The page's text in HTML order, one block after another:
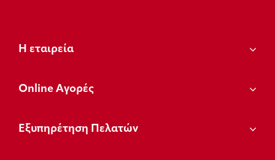
Η εταιρεία
Οnline Αγορές
Εξυπηρέτηση Πελατών